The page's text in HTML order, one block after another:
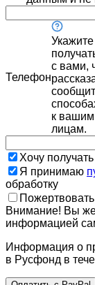
Телефон
с вами,
к
лицам.
Хочу
Я принимаю
обработку
Внимание! Вы
информацией
Информация о
в Русфонд в